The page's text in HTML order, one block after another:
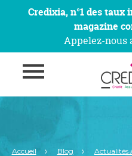
Credixia, n°1 des
magazine
Appelez-nous
Accueil Blog Actualités